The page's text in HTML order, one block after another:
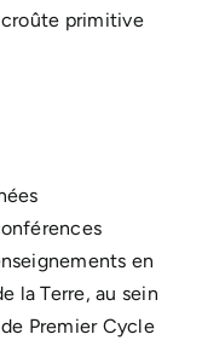
primitive
en
la Terre, au sein
Premier Cycle